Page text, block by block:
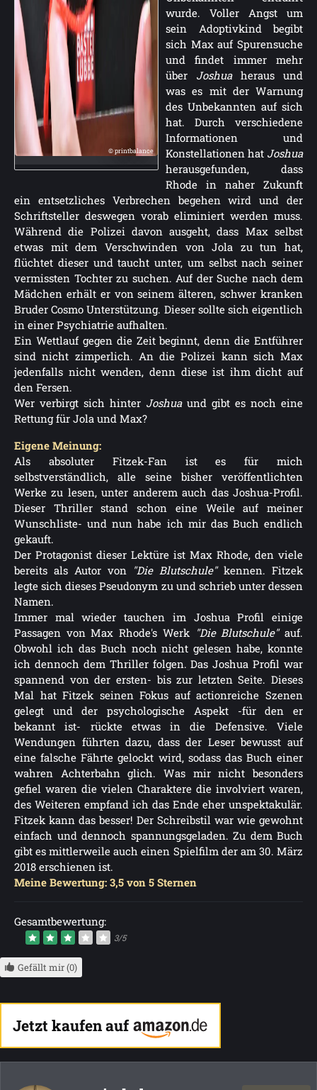
© printbalance
wurde. Voller Angst um
sein Adoptivkind begibt
sich Max auf Spurensuche
und findet immer mehr
über Joshua heraus und
was es mit der Warnung
des Unbekannten auf sich
hat. Durch verschiedene
Informationen und
Konstellationen hat Joshua
herausgefunden, dass
Rhode in naher Zukunft
ein entsetzliches Verbrechen begehen wird und der
Schriftsteller deswegen vorab eliminiert werden muss.
Während die Polizei davon ausgeht, dass Max selbst
etwas mit dem Verschwinden von Jola zu tun hat,
flüchtet dieser und taucht unter, um selbst nach seiner
vermissten Tochter zu suchen. Auf der Suche nach dem
Mädchen erhält er von seinem älteren, schwer kranken
Bruder Cosmo Unterstützung. Dieser sollte sich eigentlich
in einer Psychiatrie aufhalten.
Ein Wettlauf gegen die Zeit beginnt, denn die Entführer
sind nicht zimperlich. An die Polizei kann sich Max
jedenfalls nicht wenden, denn diese ist ihm dicht auf
den Fersen.
Wer verbirgt sich hinter Joshua und gibt es noch eine
Rettung für Jola und Max?
Eigene Meinung:
Als absoluter Fitzek-Fan ist es für mich
selbstverständlich, alle seine bisher veröffentlichten
Werke zu lesen, unter anderem auch das Joshua-Profil.
Dieser Thriller stand schon eine Weile auf meiner
Wunschliste- und nun habe ich mir das Buch endlich
gekauft.
Der Protagonist dieser Lektüre ist Max Rhode, den viele
bereits als Autor von "Die Blutschule"kennen. Fitzek
legte sich dieses Pseudonym zu und schrieb unter dessen
Namen.
Immer mal wieder tauchen im Joshua Profil einige
Passagen von Max Rhode's Werk "Die Blutschule"auf.
Obwohl ich das Buch noch nicht gelesen habe, konnte
ich dennoch dem Thriller folgen. Das Joshua Profil war
spannend von der ersten- bis zur letzten Seite. Dieses
Mal hat Fitzek seinen Fokus auf actionreiche Szenen
gelegt und der psychologische Aspekt -für den er
bekannt ist- rückte etwas in die Defensive. Viele
Wendungen führten dazu, dass der Leser bewusst auf
eine falsche Fährte gelockt wird, sodass das Buch einer
wahren Achterbahn glich. Was mir nicht besonders
gefiel waren die vielen Charaktere die involviert waren,
des Weiteren empfand ich das Ende eher unspektakulär.
Fitzek kann das besser! Der Schreibstil war wie gewohnt
einfach und dennoch spannungsgeladen. Zu dem Buch
gibt es mittlerweile auch einen Spielfilm der am 30. März
2018 erschienen ist.
Meine Bewertung: 3,5 von 5 Sternen
Gesamtbewertung:
3/5
Gefällt mir (0)
Jetzt kaufen auf